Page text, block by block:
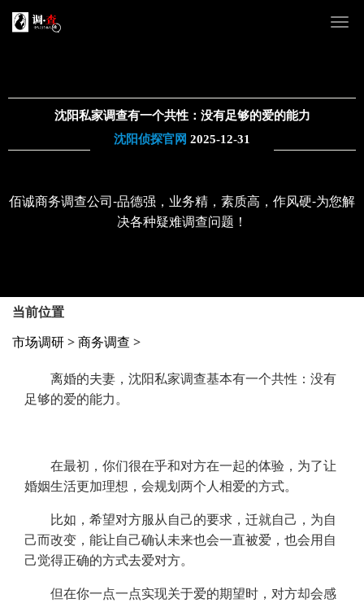
沈阳私家调查有一个共性：没有足够的爱的能力
沈阳侦探官网 2025-12-31
佰诚商务调查公司-品德强，业务精，素质高，作风硬-为您解
决各种疑难调查问题！
当前位置
市场调研>商务调查 >
离婚的夫妻，沈阳私家调查基本有一个共性：没有
足够的爱的能力。
在最初，你们很在乎和对方在一起的体验，为了让
婚姻生活更加理想，会规划两个人相爱的方式。
比如，希望对方服从自己的要求，迁就自己，为自
己而改变，能让自己确认未来也会一直被爱，也会用自
己觉得正确的方式去爱对方。
但在你一点一点实现关于爱的期望时，对方却会感